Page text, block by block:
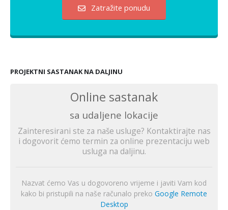
Zatražite ponudu
PROJEKTNI SASTANAK NA DALJINU
Online sastanak
sa udaljene lokacije
Zainteresirani ste za naše usluge? Kontaktirajte nas
i dogovorit ćemo termin za online prezentaciju web
usluga na daljinu.
Nazvat ćemo Vas u dogovoreno vrijeme i javiti Vam kod
kako bi pristupili na naše računalo preko Google Remote
Desktop